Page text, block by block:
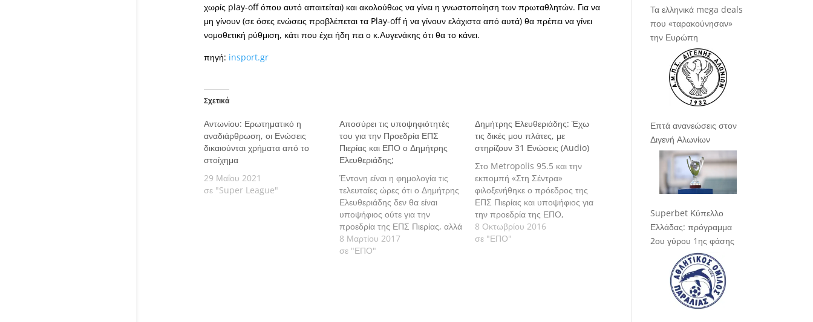
χωρίς play-off όπου αυτό απαιτείται) και ακολούθως να γίνει η γνωστοποίηση των πρωταθλητών. Για να
μη γίνουν (σε όσες ενώσεις προβλέπεται τα Play-off ή να γίνουν ελάχιστα από αυτά) θα πρέπει να γίνει
νομοθετική ρύθμιση, κάτι που έχει ήδη πει ο κ.Αυγενάκης ότι θα το κάνει.
πηγή: insport.gr
Σχετικά
Αντωνίου: Ερωτηματικό η
αναδιάρθρωση, οι Ενώσεις
δικαιούνται χρήματα από το
στοίχημα
29 Μαΐου 2021
σε "Super League"
Αποσύρει τις υποψηφιότητές
του για την Προεδρία ΕΠΣ
Πιερίας και ΕΠΟ ο Δημήτρης
Ελευθεριάδης;
Έντονη είναι η φημολογία τις
τελευταίες ώρες ότι ο Δημήτρης
Ελευθεριάδης δεν θα είναι
υποψήφιος ούτε για την
προεδρία της ΕΠΣ Πιερίας, αλλά
ούτε και για αυτήν της ΕΠΟ.
8 Μαρτίου 2017
σε "ΕΠΟ"
Δημήτρης Ελευθεριάδης: Έχω
τις δικές μου πλάτες, με
στηρίζουν 31 Ενώσεις (Audio)
Στο Metropolis 95.5 και την
εκπομπή «Στη Σέντρα»
φιλοξενήθηκε ο πρόεδρος της
ΕΠΣ Πιερίας και υποψήφιος για
την προεδρία της ΕΠΟ,
Δημήτρης Ελευθεριάδης
8 Οκτωβρίου 2016
σε "ΕΠΟ"
Τα ελληνικά mega deals
που «ταρακούνησαν»
την Ευρώπη
Επτά ανανεώσεις στον
Διγενή Αλωνίων
Superbet Κύπελλο
Ελλάδας: πρόγραμμα
2ου γύρου 1ης φάσης